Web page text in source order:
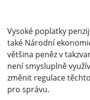
Vysoké poplatky
také Národní
většina peněz v
není smysluplně
změnit regulace
pro správu.